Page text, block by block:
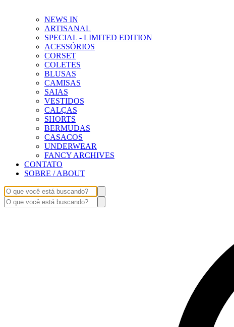
NEWS IN
ARTISANAL
SPECIAL - LIMITED EDITION
ACESSÓRIOS
CORSET
COLETES
BLUSAS
CAMISAS
SAIAS
VESTIDOS
CALÇAS
SHORTS
BERMUDAS
CASACOS
UNDERWEAR
FANCY ARCHIVES
CONTATO
SOBRE / ABOUT